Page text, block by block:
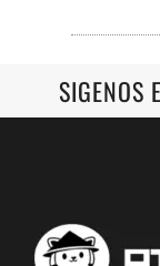
SIGENOS